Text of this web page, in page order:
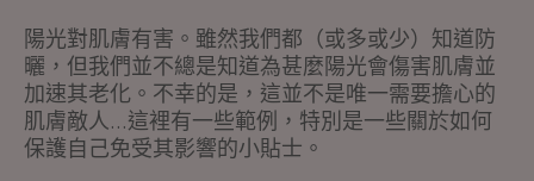
陽光對肌膚有害。雖然我們都（或多或少）知道防
曬，但我們並不總是知道為甚麼陽光會傷害肌膚並
加速其老化。不幸的是，這並不是唯一需要擔心的
肌膚敵人...這裡有一些範例，特別是一些關於如何
保護自己免受其影響的小貼士。